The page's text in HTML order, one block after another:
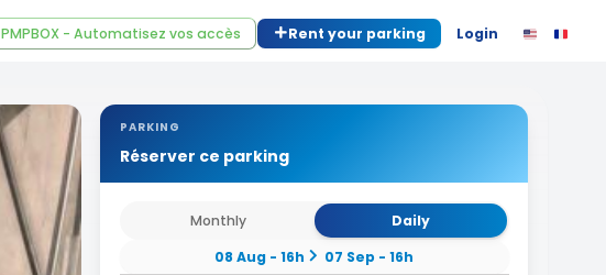
PMPBOX - Automatisez vos accès Rent your parking Login
PARKING
Réserver ce parking
Monthly
Daily
08 Aug - 16h
07 Sep - 16h